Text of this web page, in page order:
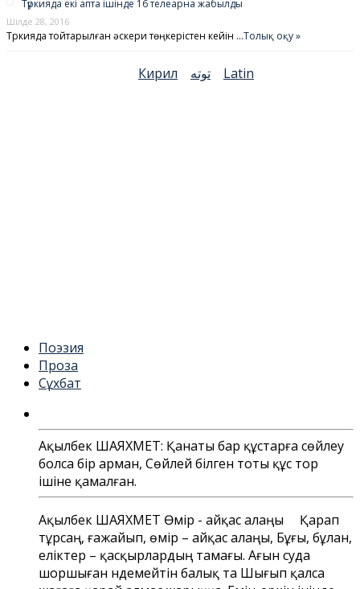
Түркияда екі апта ішінде 16 телеарна жабылды
Шілде 28, 2016
Түркияда тойтарылған әскери төңкерістен кейін …Толық оқу »
Кирил توتە Latin
Поэзия
Проза
Сұхбат
Ақылбек ШАЯХМЕТ: Қанаты бар құстарға сөйлеу
болса бір арман, Сөйлей білген тоты құс тор
ішіне қамалған.
Ақылбек ШАЯХМЕТ Өмір - айқас алаңы Қарап
тұрсаң, ғажайып, өмір – айқас алаңы, Бұғы, бұлан,
еліктер – қасқырлардың тамағы. Ағын суда
шоршыған үндемейтін балық та Шығып қалса